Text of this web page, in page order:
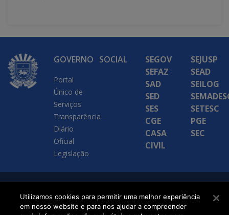
GOVERNO
Portal
Único de
Serviços
Transparência
Diário
Oficial
Legislação
SOCIAL
SEGOV
SEFAZ
SAD
SED
SES
CGE
CASA
CIVIL
SEJUSP
SEAD
SEILOG
SETESC
PGE
SEC
SETDIG | Secretaria-
Executiva de
Utilizamos cookies para permitir uma melhor experiência
em nosso website e para nos ajudar a compreender